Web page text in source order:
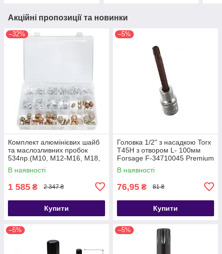
Акційні пропозиції та новинки
–32%
Комплект алюмінієвих шайб
та маслозливних пробок
534пр.(М10, М12-М16, М18,
М20) Forsage F-04J1063
В наявності
1 585 ₴ 2 347 ₴
Купити
–5%
Головка 1/2" з насадкою Torx
T45H з отвором L- 100мм
Forsage F-34710045 Premium
В наявності
76,95 ₴ 81 ₴
Купити
–5% –5%